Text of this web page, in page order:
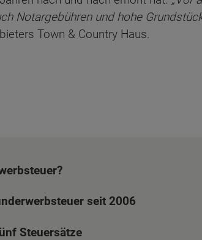
Notargebühren und hohe
Town & Country Haus.
seit 2006
Steuersätze